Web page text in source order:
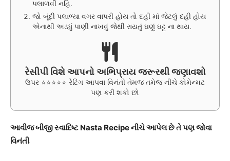
પલાળવી નહિ.
જો બૂંદી પલાળ્યા વગર વાપરી હોય તો દહી માં જેટલું દહી હોય
એનાથી અડધું પાણી નાખવું જેથી રાયતું ઘણું ઘટ્ટ ના થાય.
રેસીપી વિશે આપનો અભિપ્રાય જરૂરથી જણાવશો
ઉપર ⭐⭐⭐⭐⭐ રેટિંગ આપવા વિનંતી તેમજ તમેજ નીચે કોમેન્મટ
પણ કરી શકો છો
આવીજ બીજી સ્વાદિષ્ટ Nasta Recipe નીચે આપેલ છે તે પણ જોવા
વિનંતી